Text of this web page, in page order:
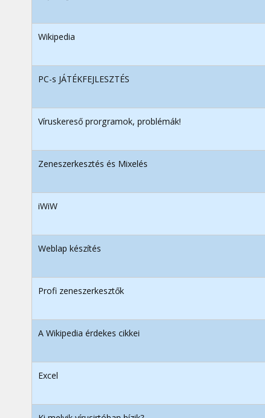
Wikipedia
PC-s JÁTÉKFEJLESZTÉS
Víruskereső prorgramok, problémák!
Zeneszerkesztés és Mixelés
iWiW
Weblap készítés
Profi zeneszerkesztők
A Wikipedia érdekes cikkei
Excel